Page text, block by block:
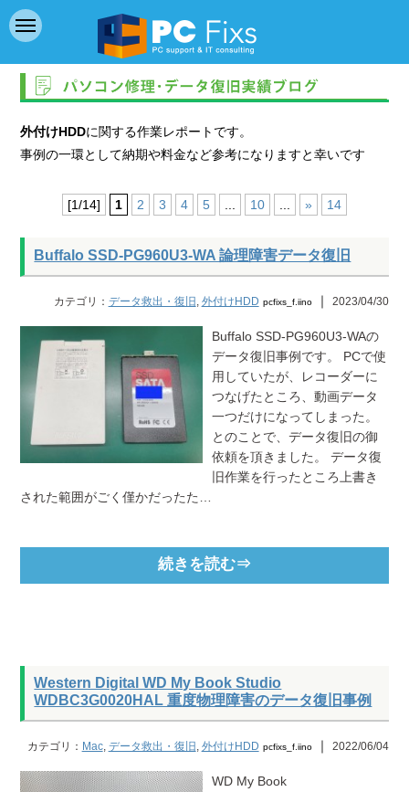
外付けHDDに関する作業レポートです。
事例の一環として納期や料金など参考になりますと幸いです
[1/14] 1 2 3 4 5 10 » 14
Buffalo SSD-PG960U3-WA 論理障害データ復旧
カテゴリ： データ救出・復旧 外付けHDD pcfixs_f.iino｜ 2023/04/30
Buffalo SSD-PG960U3-WAの
データ復旧事例です。 PCで使
用していたが、レコーダーに
つなげたところ、動画データ
一つだけになってしまった。
とのことで、データ復旧の御
依頼を頂きました。 データ復
旧作業を行ったところ上書き
された範囲がごく僅かだったた…
続きを読む⇒
Western Digital WD My Book Studio
WDBC3G0020HAL 重度物理障害のデータ復旧事例
カテゴリ： Mac, データ救出・復旧 外付けHDD pcfixs_f.iino｜ 2022/06/04
WD My Book